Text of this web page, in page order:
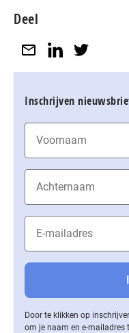
Deel
Inschrijven
Door te klikken op
om je naam en e-mailadres